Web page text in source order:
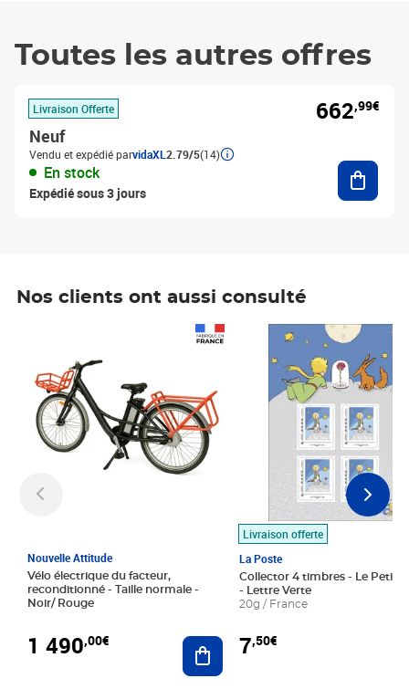
Toutes les autres offres
Livraison Offerte
Neuf
Vendu et expédié parvidaXL 2.79/5(14)
En stock
Expédié sous 3 jours
662,99€
Nos clients ont aussi consulté
Nouvelle Attitude
Vélo électrique du facteur,
reconditionné - Taille normale -
Noir/ Rouge
1 490,00€ Ajouter au panier
Livraison offerte
La Poste
Collector 4 timbres - Le Petit
- Lettre Verte
20g / France
7,50€
Prix 7,50€